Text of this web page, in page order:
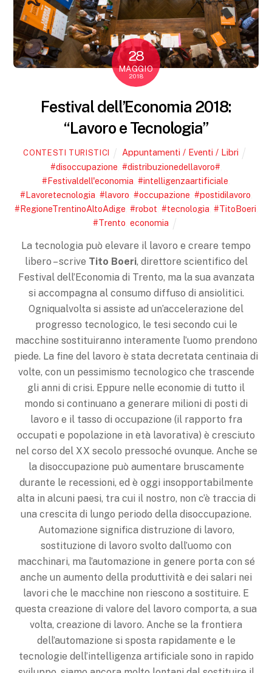
28
MAGGIO
2018
Festival dell’Economia 2018:
“Lavoro e Tecnologia”
CONTESTI TURISTICI
Appuntamenti / Eventi / Libri
#disoccupazione #distribuzionedellavoro#,
#Festivaldell'economia #intelligenzaartificiale
#Lavoretecnologia #lavoro #occupazione #postidilavoro
#RegioneTrentinoAltoAdige #robot #tecnologia #TitoBoeri
#Trento economia
La tecnologia può elevare il lavoro e creare tempo
libero – scrive Tito Boeri, direttore scientifico del
Festival dell’Economia di Trento, ma la sua avanzata
si accompagna al consumo diffuso di ansiolitici.
Ogniqualvolta si assiste ad un’accelerazione del
progresso tecnologico, le tesi secondo cui le
macchine sostituiranno interamente l’uomo prendono
piede. La fine del lavoro è stata decretata centinaia di
volte, con un pessimismo tecnologico che trascende
gli anni di crisi. Eppure nelle economie di tutto il
mondo si continuano a generare milioni di posti di
lavoro e il tasso di occupazione (il rapporto fra
occupati e popolazione in età lavorativa) è cresciuto
nel corso del XX secolo pressoché ovunque. Anche se
la disoccupazione può aumentare bruscamente
durante le recessioni, ed è oggi insopportabilmente
alta in alcuni paesi, tra cui il nostro, non c’è traccia di
una crescita di lungo periodo della disoccupazione.
Automazione significa distruzione di lavoro,
sostituzione di lavoro svolto dall’uomo con
macchinari, ma l’automazione in genere porta con sé
anche un aumento della produttività e dei salari nei
lavori che le macchine non riescono a sostituire. E
questa creazione di valore del lavoro comporta, a sua
volta, creazione di lavoro. Anche se la frontiera
dell’automazione si sposta rapidamente e le
tecnologie dell’intelligenza artificiale sono in rapido